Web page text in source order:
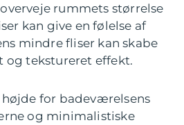
rummets størrelse
kan give en følelse af
mindre fliser kan skabe
og tekstureret effekt.
højde for badeværelsens
og minimalistiske